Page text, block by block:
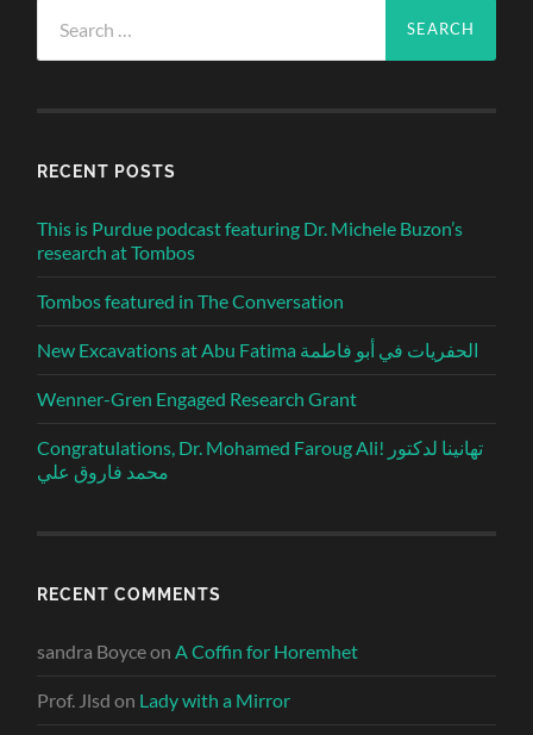
for:
RECENT POSTS
This is Purdue podcast featuring Dr. Michele Buzon’s
research at Tombos
Tombos featured in The Conversation
New Excavations at Abu Fatima الحفريات في أبو فاطمة
Wenner-Gren Engaged Research Grant
Congratulations, Dr. Mohamed Faroug Ali! تهانينا لدكتور
محمد فاروق علي
RECENT COMMENTS
sandra Boyceon A Coffin for Horemhet
Prof. Jlsd on Lady with a Mirror